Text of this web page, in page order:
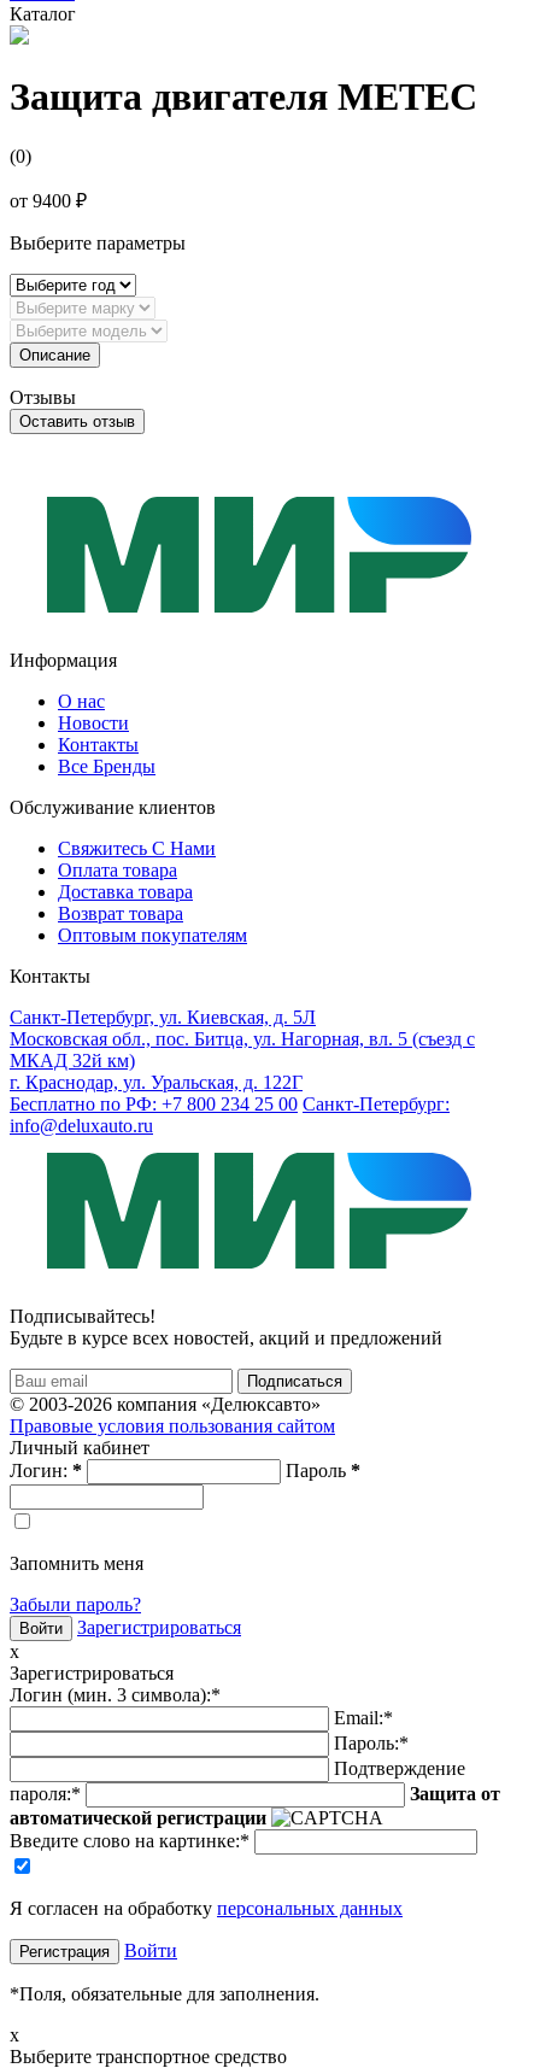
Каталог
Защита двигателя METEC
(0)
от 9400 ₽
Выберите параметры
Описание
Отзывы
Оставить отзыв
Информация
О нас
Новости
Контакты
Все Бренды
Обслуживание клиентов
Свяжитесь С Нами
Оплата товара
Доставка товара
Возврат товара
Оптовым покупателям
Контакты
Санкт-Петербург, ул. Киевская, д. 5Л
Московская обл., пос. Битца, ул. Нагорная, вл. 5 (съезд с
МКАД 32й км)
г. Краснодар, ул. Уральская, д. 122Г
Бесплатно по РФ: +7 800 234 25 00 Санкт-Петербург:
info@deluxauto.ru
Подписывайтесь!
Будьте в курсе всех новостей, акций и предложений
© 2003-2026 компания «Делюксавто»
Правовые условия пользования сайтом
Личный кабинет
Логин: * Пароль *
Запомнить меня
Забыли пароль?
Зарегистрироваться
x
Зарегистрироваться
Логин (мин. 3 символа):*
Email:*
Пароль:*
Подтверждение
пароля:*
Защита от
автоматической регистрации
Введите слово на картинке:*
Я согласен на обработку персональных данных
Войти
*Поля, обязательные для заполнения.
x
Выберите транспортное средство